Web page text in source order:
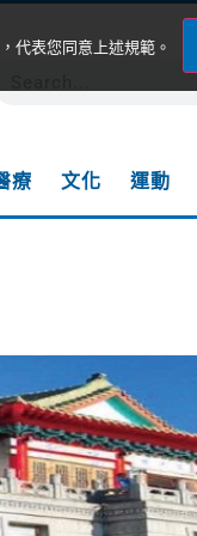
療 文化 運動
代表您同意上述規範。